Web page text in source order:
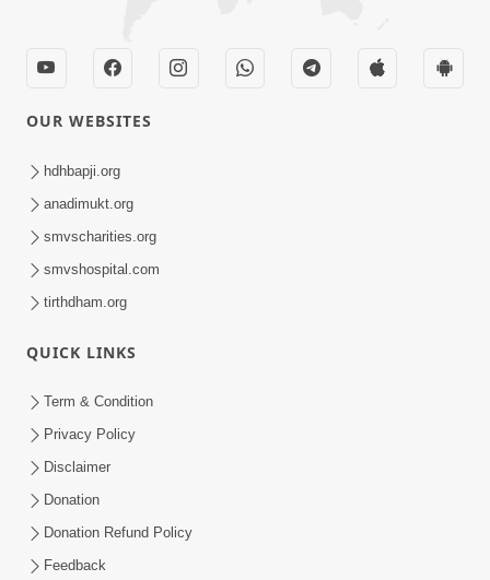
OUR WEBSITES
hdhbapji.org
anadimukt.org
smvscharities.org
smvshospital.com
tirthdham.org
QUICK LINKS
Term & Condition
Privacy Policy
Disclaimer
Donation
Donation Refund Policy
Feedback